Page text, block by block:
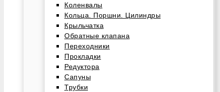
Коленвалы
Кольца. Поршни. Цилиндры
Крыльчатка
Обратные клапана
Переходники
Прокладки
Редуктора
Сапуны
Трубки